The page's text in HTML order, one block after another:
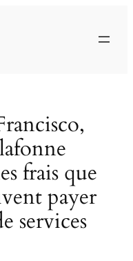
frais que
payer
services